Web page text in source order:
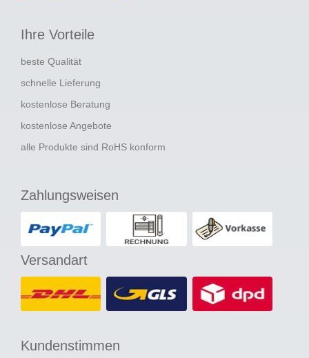
Ihre Vorteile
beste Qualität
schnelle Lieferung
kostenlose Beratung
kostenlose Angebote
alle Produkte sind RoHS konform
Zahlungsweisen
Versandart
Kundenstimmen